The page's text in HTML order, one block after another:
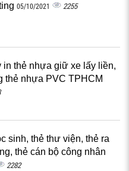
05/10/2021 2255
in thẻ nhựa giữ xe lấy liền,
thẻ nhựa PVC TPHCM
sinh, thẻ thư viện, thẻ ra
thẻ cán bộ công nhân
2282